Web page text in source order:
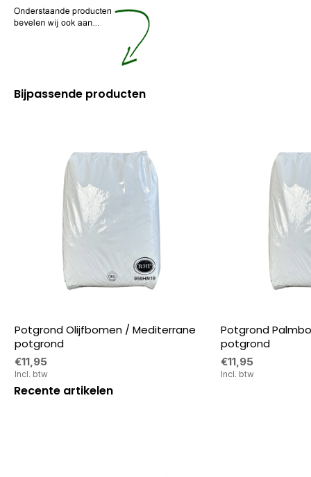
Bijpassende producten
Potgrond Olijfbomen / Mediterrane
potgrond
€11,95
Incl. btw
Potgrond
potgrond
€11,95
Incl. btw
Recente artikelen